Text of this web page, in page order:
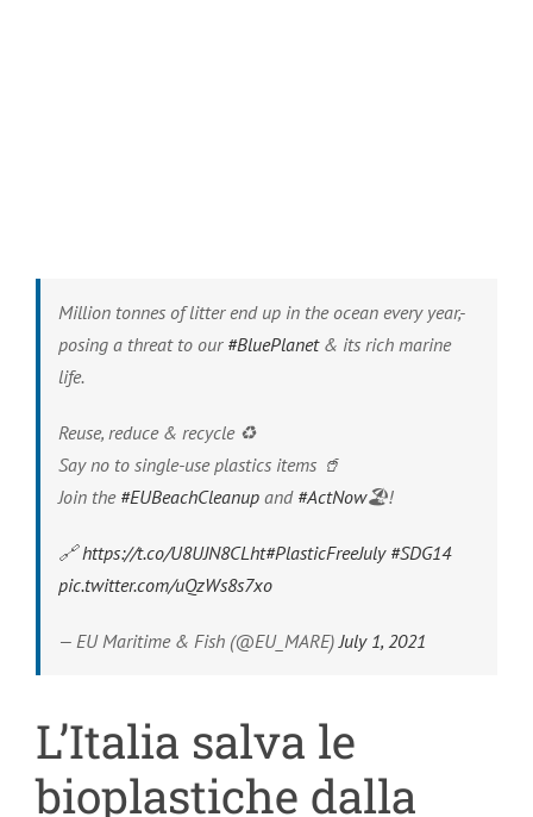
Million tonnes of litter end up in the ocean every year,-
posing a threat to our #BluePlanet& its rich marine
life.
Reuse, reduce & recycle ♻️
Say no to single-use plastics items 🥤
Join the #EUBeachCleanup and #ActNow🏖!
🔗https://t.co/U8UJN8CLht#PlasticFreeJuly #SDG14
pic.twitter.com/uQzWs8s7xo
— EU Maritime & Fish (@EU_MARE)July 1, 2021
L’Italia salva le
bioplastiche dalla